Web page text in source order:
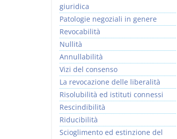
giuridica
Patologie negoziali in genere
Revocabilità
Nullità
Annullabilità
Vizi del consenso
La revocazione delle liberalità
Risolubilità ed istituti connessi
Rescindibilità
Riducibilità
Scioglimento ed estinzione del